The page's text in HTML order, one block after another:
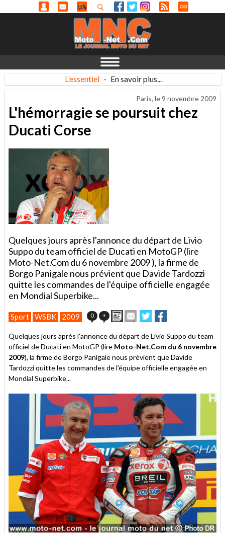
L'essentiel - En savoir plus...
Paris, le9 novembre 2009
L'hémorragie se poursuit chez
Ducati Corse
Quelques jours après l'annonce du départ de Livio
Suppo du team officiel de Ducati en MotoGP (lire
Moto-Net.Com du 6 novembre 2009 ), la firme de
Borgo Panigale nous prévient que Davide Tardozzi
quitte les commandes de l'équipe officielle engagée
en Mondial Superbike...
Sport WSBK 2009 0 + ImprimerEnvoyer
cet
à
un
ami
Partager
sur
sur
Quelques jours après l'annonce du départ de Livio Suppo du team
officiel de Ducati en MotoGP (lire Moto-Net.Com du 6 novembre
2009), la firme de Borgo Panigale nous prévient que Davide
Tardozzi quitte les commandes de l'équipe officielle engagée en
Mondial Superbike...